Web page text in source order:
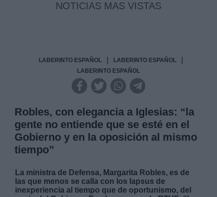
NOTICIAS MAS VISTAS
LABERINTO ESPAÑOL LABERINTO ESPAÑOL
LABERINTO ESPAÑOL
Robles, con elegancia a Iglesias: “la
gente no entiende que se esté en el
Gobierno y en la oposición al mismo
tiempo”
La ministra de Defensa, Margarita Robles, es de
las que menos se calla con los lapsus de
inexperiencia al tiempo que de oportunismo, del